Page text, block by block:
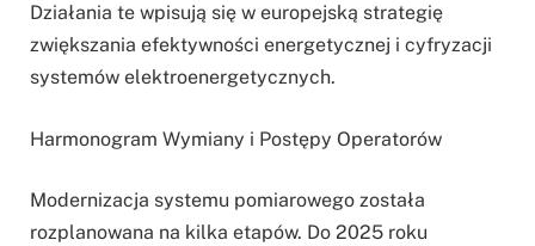
Działania te wpisują się w europejską strategię
zwiększania efektywności energetycznej i cyfryzacji
systemów elektroenergetycznych.
Harmonogram Wymiany i Postępy Operatorów
Modernizacja systemu pomiarowego została
rozplanowana na kilka etapów. Do 2025 roku